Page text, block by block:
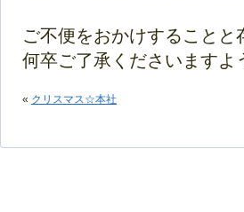
ご不便をおかけすることと
何卒ご了承くださいます
« クリスマス☆本社